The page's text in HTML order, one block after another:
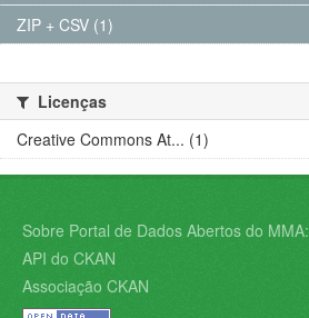
ZIP + CSV (1)
Licenças
Creative Commons At... (1)
Sobre Portal de Dados Abertos do MMA:
API do CKAN
Associação CKAN